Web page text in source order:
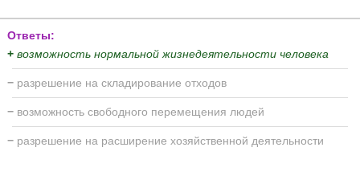
Ответы:
+ возможность нормальной жизнедеятельности человека
− разрешение на складирование отходов
− возможность свободного перемещения людей
− разрешение на расширение хозяйственной деятельности